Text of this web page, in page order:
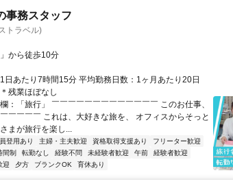
事務スタッフ
トラベル)
から徒歩10分
日あたり7時間15分 平均勤務日数：1ヶ月あたり20日
残業ほぼなし
：「旅行」 ￣￣￣￣￣￣￣￣￣￣￣￣￣ このお仕事、
￣￣￣￣ これは、大好きな旅を、 オフィスからそっと
まが旅行を楽し...
登用あり 主婦・主夫歓迎 資格取得支援あり
フリーター歓迎
間制 転勤なし 経験不問 未経験者歓迎 午前
経験者歓迎
迎 夕方 ブランクOK 育休あり